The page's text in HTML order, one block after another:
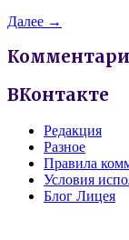
Далее →
ВКонтакте
Редакция
Разное
Правила
Условия
Блог Лицея